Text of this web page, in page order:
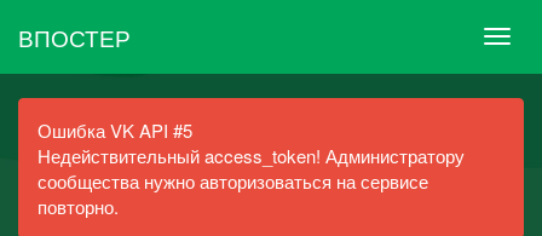
ВПОСТЕР
Ошибка VK API #5
Недействительный access_token! Администратору
сообщества нужно авторизоваться на сервисе
повторно.